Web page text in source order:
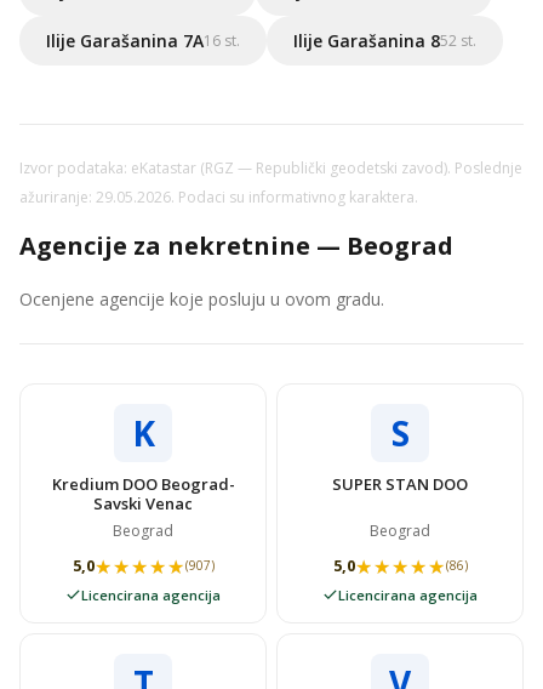
Ilije Garašanina 7A16 st. Ilije Garašanina 852 st.
Izvor podataka: eKatastar (RGZ — Republički geodetski zavod). Poslednje
ažuriranje: 29.05.2026. Podaci su informativnog karaktera.
Agencije za nekretnine — Beograd
Ocenjene agencije koje posluju u ovom gradu.
K
Kredium DOO Beograd-
Savski Venac
Beograd
5,0★★★★★
★★★★★(907)
Licencirana agencija
S
SUPER STAN DOO
Beograd
5,0★★★★★
★★★★★(86)
Licencirana agencija